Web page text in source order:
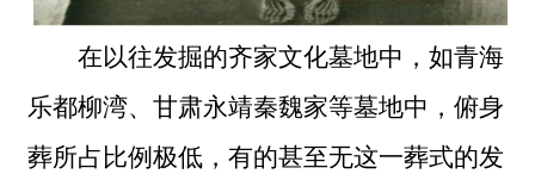
在以往发掘的齐家文化墓地中，如青海
乐都柳湾、甘肃永靖秦魏家等墓地中，俯身
葬所占比例极低，有的甚至无这一葬式的发